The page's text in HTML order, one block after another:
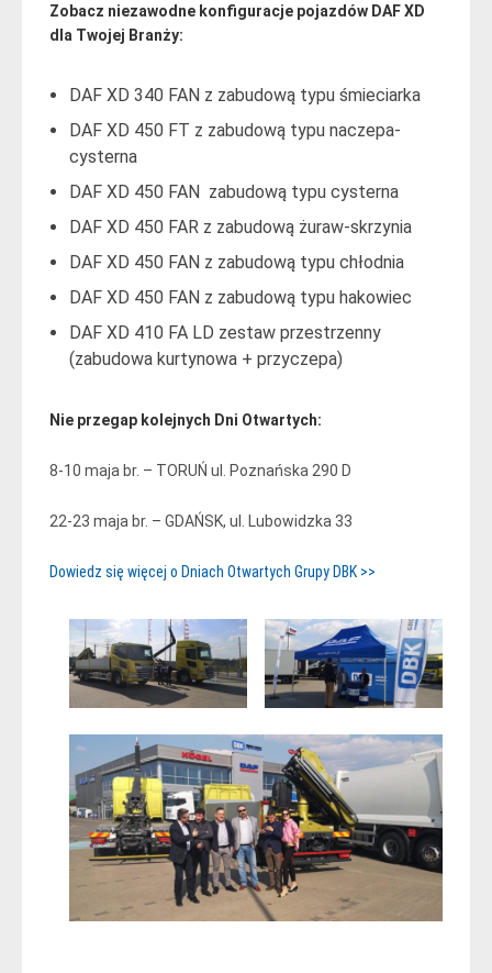
Zobacz niezawodne konfiguracje pojazdów DAF XD
dla Twojej Branży:
DAF XD 340 FAN z zabudową typu śmieciarka
DAF XD 450 FT z zabudową typu naczepa-
cysterna
DAF XD 450 FAN zabudową typu cysterna
DAF XD 450 FAR z zabudową żuraw-skrzynia
DAF XD 450 FAN z zabudową typu chłodnia
DAF XD 450 FAN z zabudową typu hakowiec
DAF XD 410 FA LD zestaw przestrzenny
(zabudowa kurtynowa + przyczepa)
Nie przegap kolejnych Dni Otwartych:
8-10 maja br. – TORUŃ ul. Poznańska 290 D
22-23 maja br. – GDAŃSK, ul. Lubowidzka 33
Dowiedz się więcej o Dniach Otwartych Grupy DBK >>